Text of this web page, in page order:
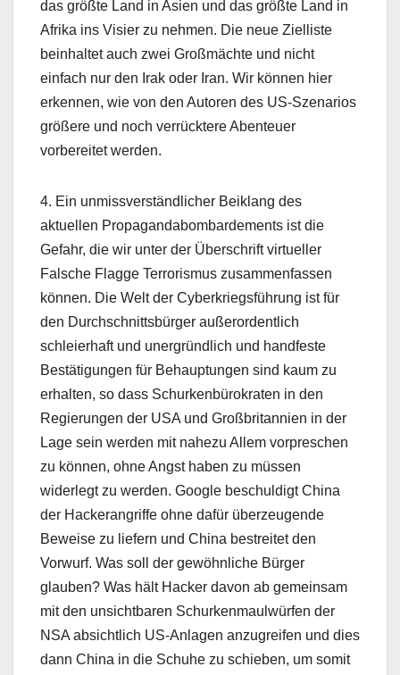
das größte Land in Asien und das größte Land in
Afrika ins Visier zu nehmen. Die neue Zielliste
beinhaltet auch zwei Großmächte und nicht
einfach nur den Irak oder Iran. Wir können hier
erkennen, wie von den Autoren des US-Szenarios
größere und noch verrücktere Abenteuer
vorbereitet werden.
4. Ein unmissverständlicher Beiklang des
aktuellen Propagandabombardements ist die
Gefahr, die wir unter der Überschrift virtueller
Falsche Flagge Terrorismus zusammenfassen
können. Die Welt der Cyberkriegsführung ist für
den Durchschnittsbürger außerordentlich
schleierhaft und unergründlich und handfeste
Bestätigungen für Behauptungen sind kaum zu
erhalten, so dass Schurkenbürokraten in den
Regierungen der USA und Großbritannien in der
Lage sein werden mit nahezu Allem vorpreschen
zu können, ohne Angst haben zu müssen
widerlegt zu werden. Google beschuldigt China
der Hackerangriffe ohne dafür überzeugende
Beweise zu liefern und China bestreitet den
Vorwurf. Was soll der gewöhnliche Bürger
glauben? Was hält Hacker davon ab gemeinsam
mit den unsichtbaren Schurkenmaulwürfen der
NSA absichtlich US-Anlagen anzugreifen und dies
dann China in die Schuhe zu schieben, um somit